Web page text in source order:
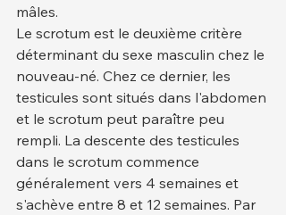
mâles.
Le scrotum est le deuxième critère
déterminant du sexe masculin chez le
nouveau-né. Chez ce dernier, les
testicules sont situés dans l'abdomen
et le scrotum peut paraître peu
rempli. La descente des testicules
dans le scrotum commence
généralement vers 4 semaines et
s'achève entre 8 et 12 semaines. Par